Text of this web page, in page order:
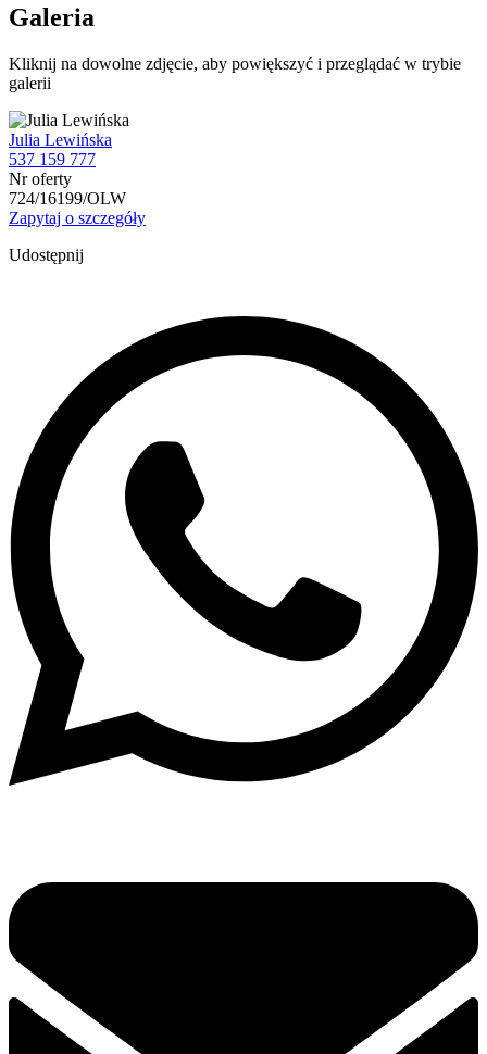
Galeria
Kliknij na dowolne zdjęcie, aby powiększyć i przeglądać w trybie
galerii
Julia Lewińska
537 159 777
Nr oferty
724/16199/OLW
Zapytaj o szczegóły
Udostępnij